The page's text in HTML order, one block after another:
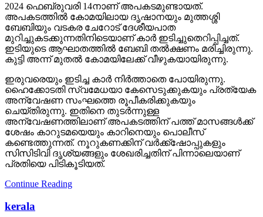
2024 ഫെബ്രുവരി 14നാണ് അപകടമുണ്ടായത്.
അപകടത്തില്‍ കോമയിലായ ദൃഷാനയും മുത്തശ്ശി
ബേബിയും വടകര ചേറോട് ദേശീയപാത
മുറിച്ചുകടക്കുന്നതിനിടെയാണ് കാര്‍ ഇടിച്ചുതെറിപ്പിച്ചത്.
ഇടിയുടെ ആഘാതത്തില്‍ ബേബി തല്‍ക്ഷണം മരിച്ചിരുന്നു.
കുട്ടി അന്ന് മുതല്‍ കോമയിലേക്ക് വീഴുകയായിരുന്നു.
ഇരുവരെയും ഇടിച്ച കാര്‍ നിര്‍ത്താതെ പോയിരുന്നു.
ഹൈക്കോടതി സ്വമേധയാ കേസെടുക്കുകയും പ്രത്യേക
അന്വേഷണ സംഘത്തെ രൂപീകരിക്കുകയും
ചെയ്തിരുന്നു. ഇതിനെ തുടര്‍ന്നുള്ള
അന്വേഷണത്തിലാണ് അപകടത്തിന് പത്ത് മാസങ്ങള്‍ക്ക്
ശേഷം കാറുടമയെയും കാറിനെയും പൊലീസ്
കണ്ടെത്തുന്നത്. നൂറുകണക്കിന് വര്‍ക്ക്‌ഷോപ്പുകളും
സിസിടിവി ദൃശ്യങ്ങളും ശേഖരിച്ചതിന് പിന്നാലെയാണ്
പ്രതിയെ പിടികൂടിയത്.
Continue Reading
kerala